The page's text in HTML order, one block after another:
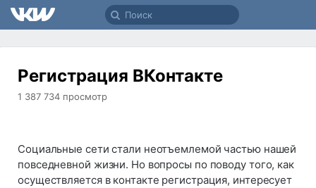
Регистрация ВКонтакте
1 387 734 просмотр
Социальные сети стали неотъемлемой частью нашей
повседневной жизни. Но вопросы по поводу того, как
осуществляется в контакте регистрация, интересует